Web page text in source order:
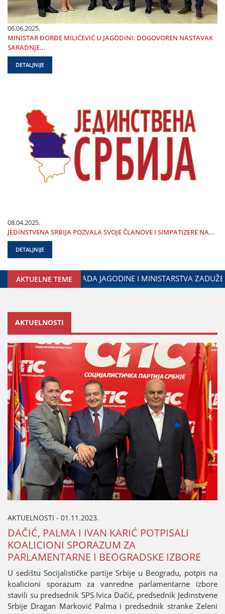
06.06.2025.
MINISTAR ĐORĐE MILIĆEVIĆ U ЈAGODINI: DOGOVOREN NASTAVAK
SARADNjE...
DETALJNIJE
08.04.2025.
ЈEDINSTVENA SRBIЈA POZVALA SVOЈE ČLANOVE I SIMPATIZERE NA...
DETALJNIJE
AKTUELNE TEMEDALIBOR MARKOVIĆ NA OBELEŽAVANjU
AKTUELNOSTI
AKTUELNOSTI - 01.11.2023.
DAČIĆ, PALMA I IVAN KARIĆ POTPISALI
KOALICIONI SPORAZUM ZA
PARLAMENTARNE I BEOGRADSKE IZBORE
U sedištu Sociјalističke partiјe Srbiјe u Beogradu, potpis na
koalicioni sporazum za vanredne parlamentarne izbore
stavili su predsednik SPS Ivica Dačić, predsednik Јedinstvene
Srbiјe Dragan Marković Palma i predsednik stranke Zeleni